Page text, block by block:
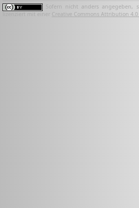
Sofern nicht anders angegeben,
lizenziert mit einer Creative Commons Attribution